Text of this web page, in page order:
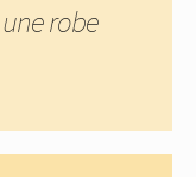
une robe